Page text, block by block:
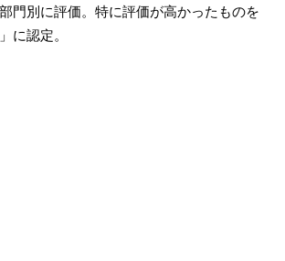
門別に評価。特に評価が高かったものを
に認定。